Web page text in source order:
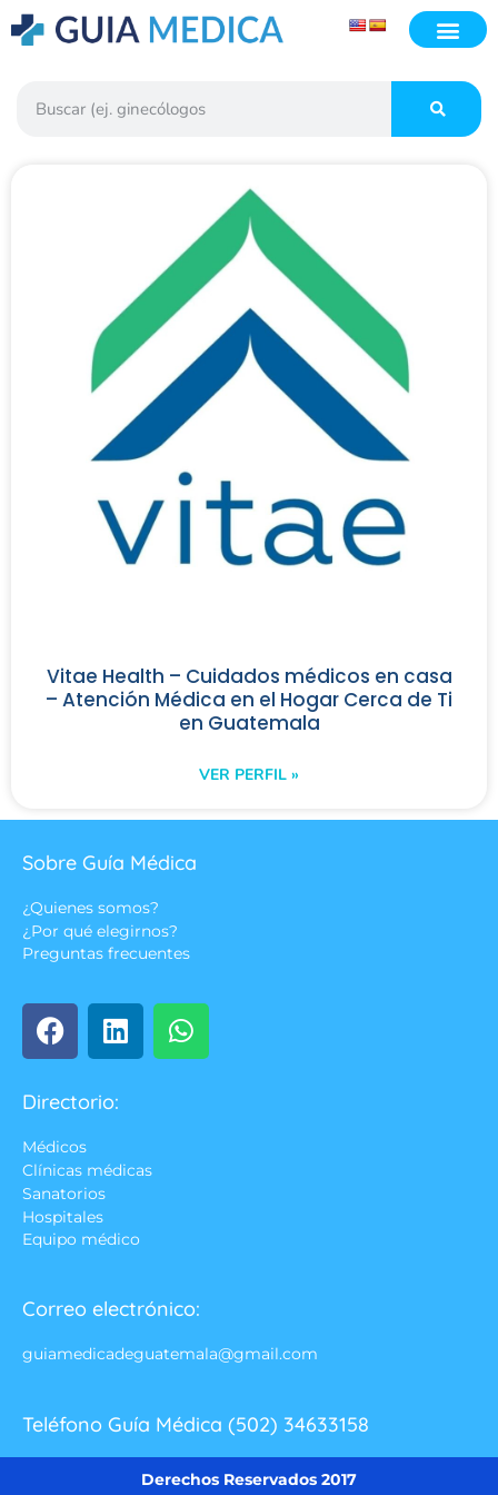
Vitae Health – Cuidados médicos en casa
– Atención Médica en el Hogar Cerca de Ti
en Guatemala
VER PERFIL »
Sobre Guía Médica
¿Quienes somos?
¿Por qué elegirnos?
Preguntas frecuentes
Directorio:
Médicos
Clínicas médicas
Sanatorios
Hospitales
Equipo médico
Correo electrónico:
guiamedicadeguatemala@gmail.com
Teléfono Guía Médica (502) 34633158
Derechos Reservados 2017